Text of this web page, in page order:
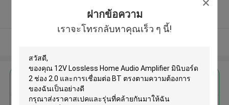
ฝากข้อความ
เราจะโทรกลับหาคุณเร็ว ๆ นี้!
ผู้ผลิตได้รับการยืนยัน
এর সেরা মূল্য পান